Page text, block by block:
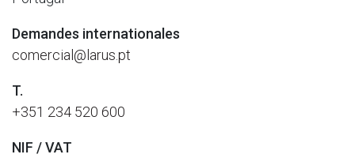
Demandes internationales
comercial@larus.pt
T.
+351 234 520 600
NIF / VAT